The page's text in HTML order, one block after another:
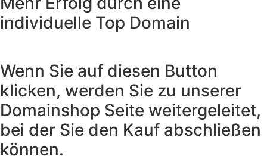
individuelle Top Domain
Wenn Sie auf diesen Button
klicken, werden Sie zu unserer
Domainshop Seite weitergeleitet,
bei der Sie den Kauf abschließen
können.